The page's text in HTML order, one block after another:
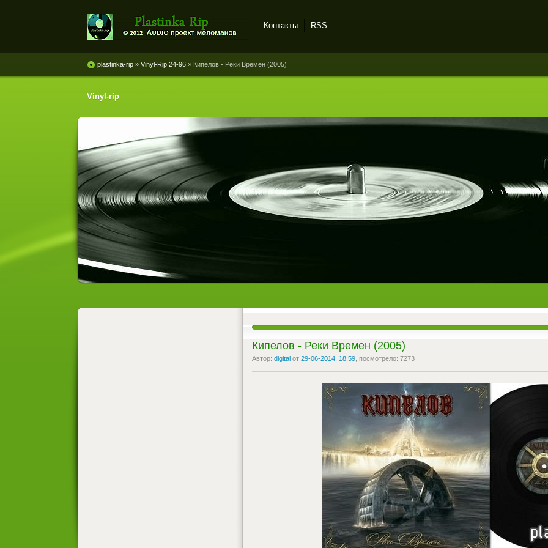
винила и магнитоальбомов
Контакты RSS
plastinka-rip » Vinyl-Rip 24-96 » Кипелов - Реки Времен (2005)
Vinyl-rip
Кипелов - Реки Времен (2005)
Автор: digital от 29-06-2014, 18:59 , посмотрело: 7273